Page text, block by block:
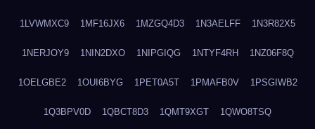
1LVWMXC9 1MF16JX6 1MZGQ4D3 1N3AELFF 1N3R82X5
1NERJOY9 1NIN2DXO 1NIPGIQG 1NTYF4RH 1NZ06F8Q
1OELGBE2 1OUI6BYG 1PET0A5T 1PMAFB0V 1PSGIWB2
1Q3BPV0D 1QBCT8D3 1QMT9XGT 1QWO8TSQ